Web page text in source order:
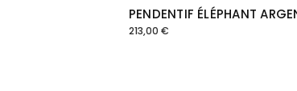
PENDENTIF ÉLÉPHANT
213,00 €